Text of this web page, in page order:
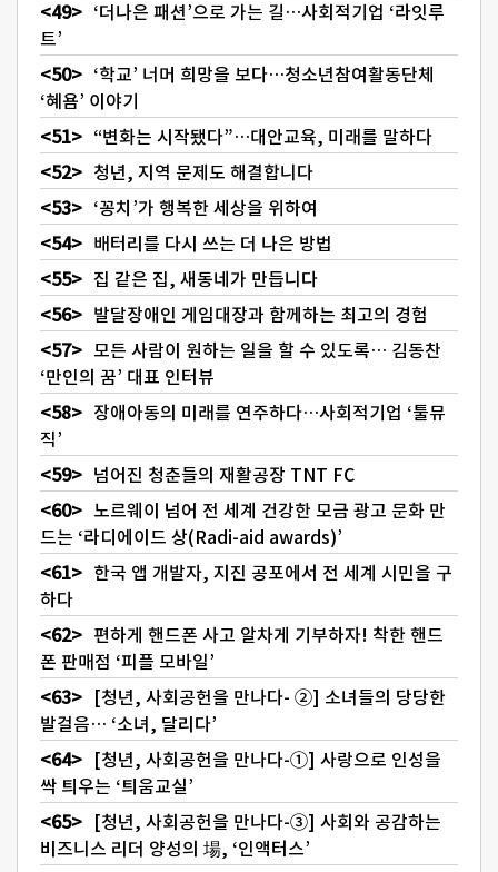
‘더나은 패션’으로 가는 길…사회적기업 ‘라잇루
트’
‘학교’ 너머 희망을 보다…청소년참여활동단체
‘혜욤’ 이야기
“변화는 시작됐다”…대안교육, 미래를 말하다
청년, 지역 문제도 해결합니다
‘꽁치’가 행복한 세상을 위하여
배터리를 다시 쓰는 더 나은 방법
집 같은 집, 새동네가 만듭니다
발달장애인 게임대장과 함께하는 최고의 경험
모든 사람이 원하는 일을 할 수 있도록… 김동찬
‘만인의 꿈’ 대표 인터뷰
장애아동의 미래를 연주하다…사회적기업 ‘툴뮤
직’
넘어진 청춘들의 재활공장 TNT FC
노르웨이 넘어 전 세계 건강한 모금 광고 문화 만
드는 ‘라디에이드 상(Radi-aid awards)’
한국 앱 개발자, 지진 공포에서 전 세계 시민을 구
하다
편하게 핸드폰 사고 알차게 기부하자! 착한 핸드
폰 판매점 ‘피플 모바일’
[청년, 사회공헌을 만나다- ②] 소녀들의 당당한
발걸음… ‘소녀, 달리다’
[청년, 사회공헌을 만나다-①] 사랑으로 인성을
싹 틔우는 ‘틔움교실’
[청년, 사회공헌을 만나다-③] 사회와 공감하는
비즈니스 리더 양성의 場, ‘인액터스’